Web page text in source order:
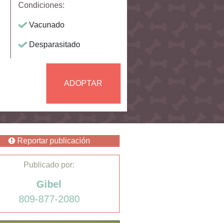
Condiciones:
Vacunado
Desparasitado
ADOPTAR
Reportar publicación
Publicado por:
Gibel
809-877-2080